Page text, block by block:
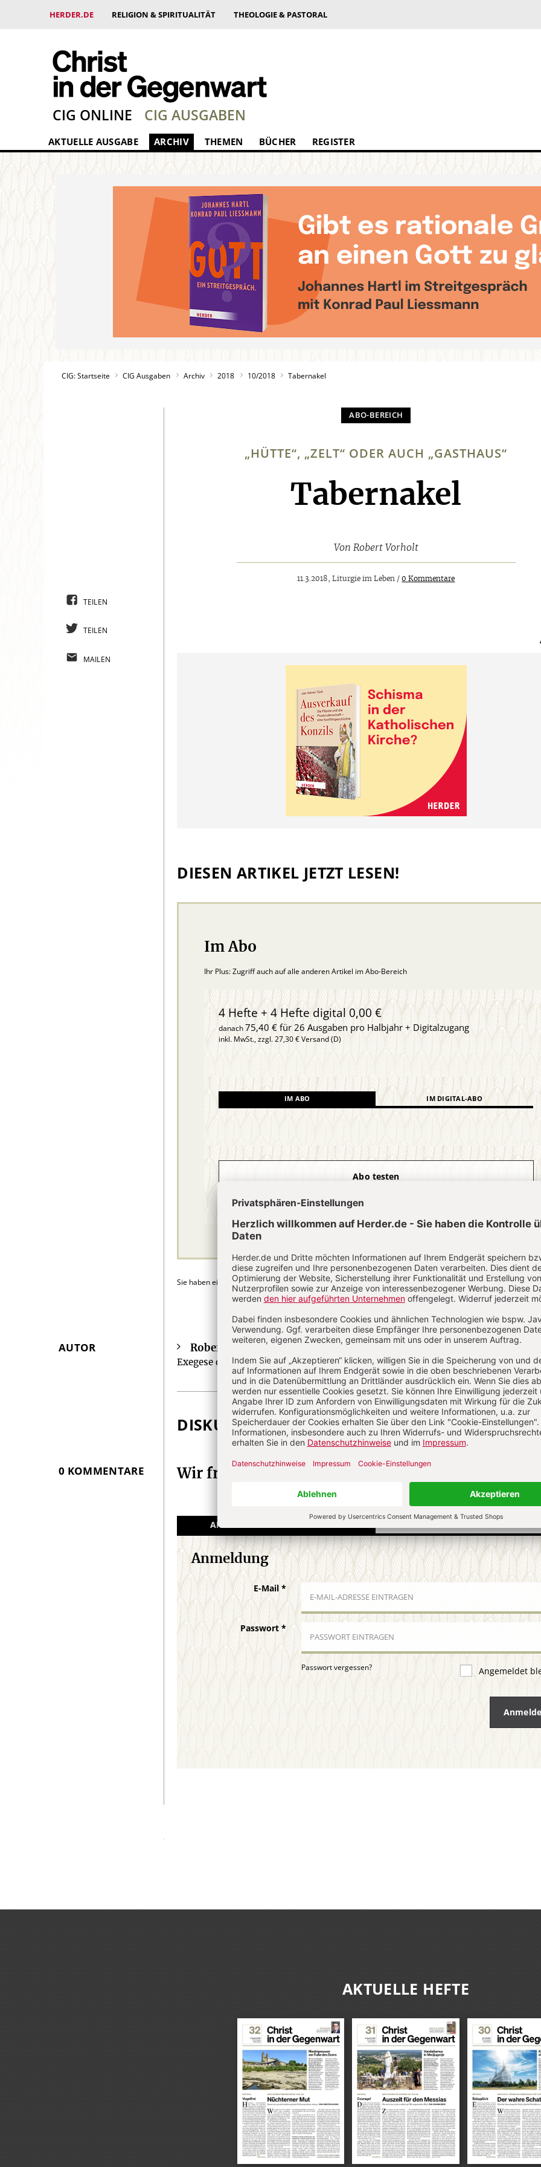
HERDER.DE RELIGION & SPIRITUALITÄT THEOLOGIE & PASTORAL
CIG ONLINE CIG AUSGABEN
AKTUELLE AUSGABE ARCHIV THEMEN BÜCHER REGISTER
CIG: Startseite CIG Ausgaben Archiv 2018 10/2018 Tabernakel
„HÜTTE“, „ZELT“ ODER AUCH „GASTHAUS“
:
Tabernakel
Von Robert Vorholt
11.3.2018, Liturgie im Leben /0 Kommentare
DIESEN ARTIKEL JETZT LESEN!
Im Abo
Ihr Plus: Zugriff auch auf alle anderen Artikel im Abo-Bereich
4 Hefte + 4 Hefte digital 0,00 €
danach75,40 € für 26 Ausgaben pro Halbjahr + Digitalzugang
inkl. MwSt., zzgl. 27,30 € Versand (D)
IM ABO IM DIGITAL-ABO
Abo testen
Sie haben ein Abonnement?Anmelden
TEILEN
TEILEN
MAILEN
Überschrift
AUTOR Robert Vorholt
Exegese des Neuen Testaments an der Universität Luzern.
DISKUSSION
0 KOMMENTARE Wir freuen uns über Ihren Kommentar
ANGEMELDET KOMMENTIEREN ALS GAST KOMMENTIEREN
Anmeldung
E-Mail *
Passwort*
Passwort vergessen? Angemeldet
AKTUELLE HEFTE